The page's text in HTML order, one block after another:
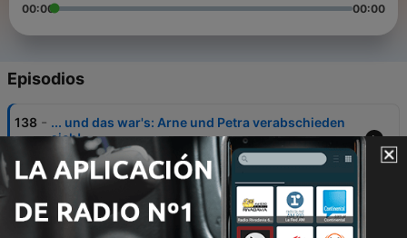
00:00 00:00
Episodios
138 - ... und das war's: Arne und Petra verabschieden
sich!
14 mayo 2025
Mehr Miteinander und Debatten: Ziel des
Kirchentags (Folge 45)